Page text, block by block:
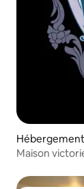
Hébergement
Maison